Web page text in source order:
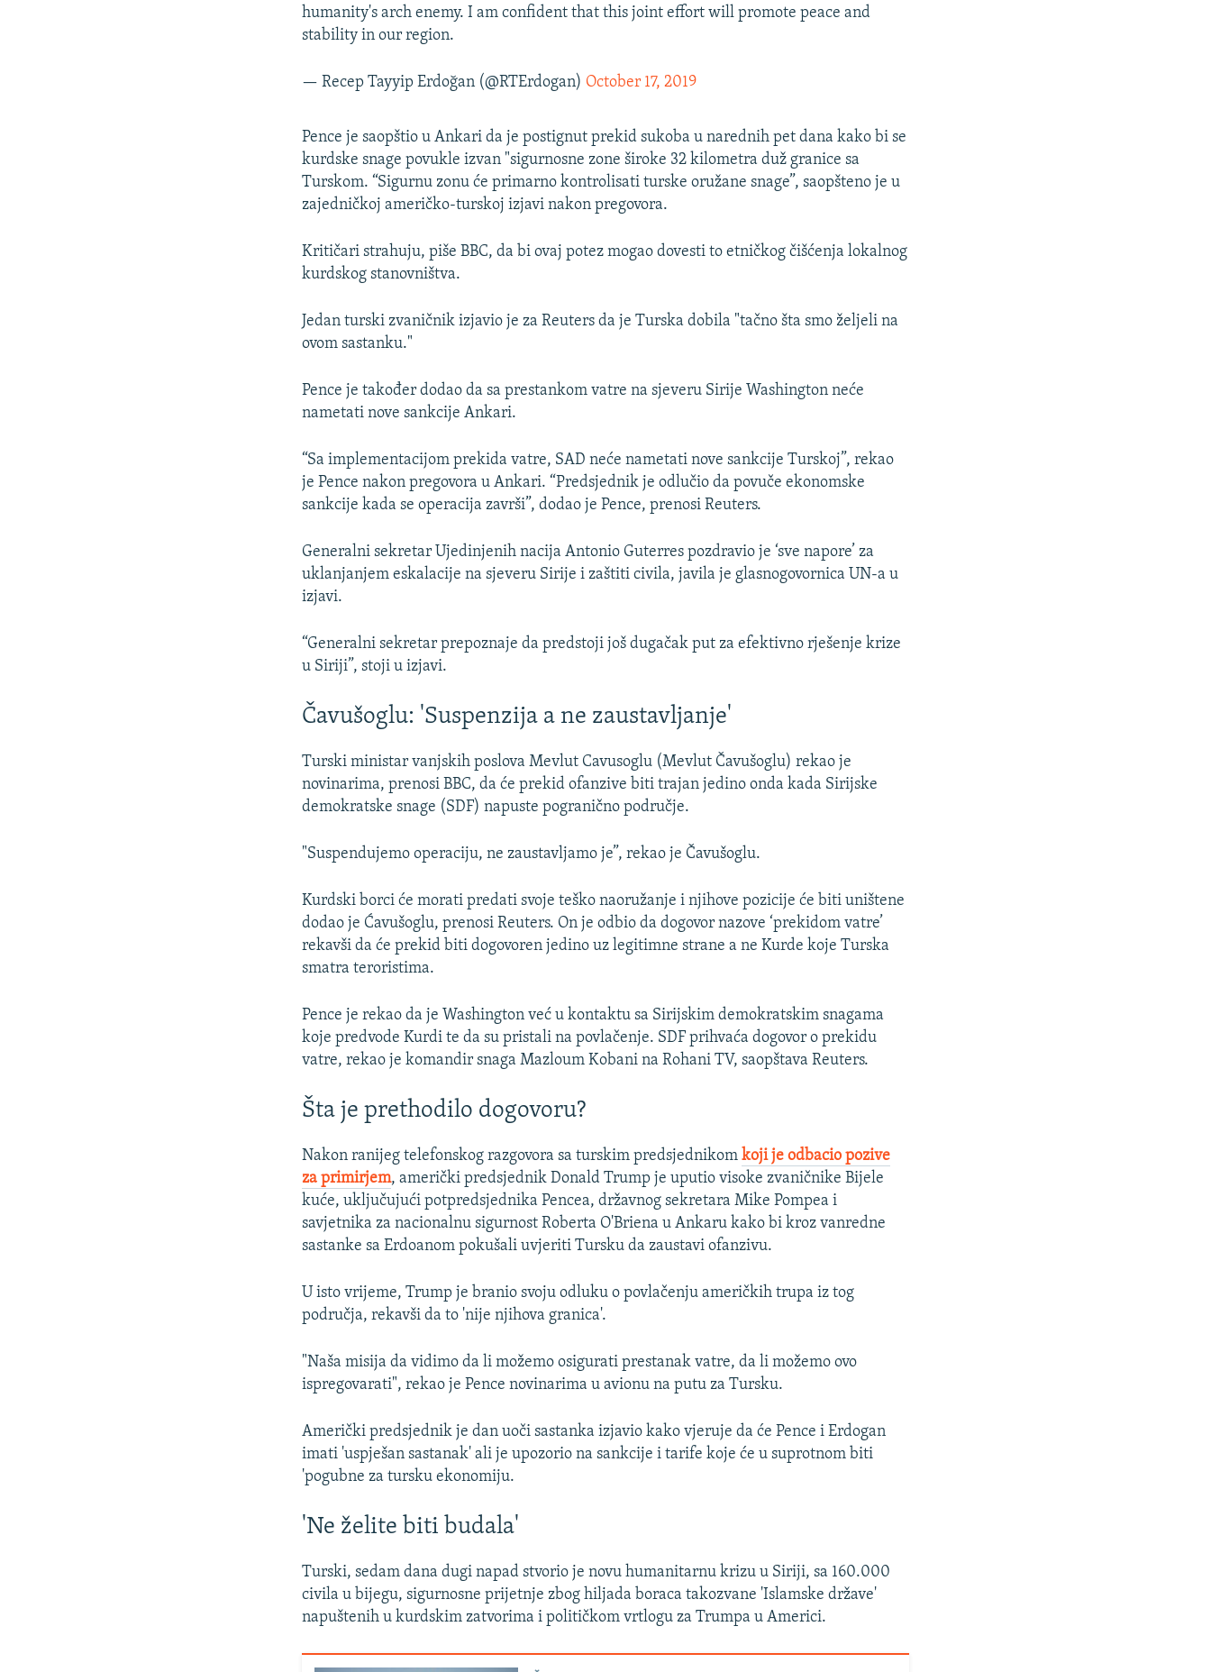
humanity's arch enemy. I am confident that this joint effort will promote peace and
stability in our region.
— Recep Tayyip Erdoğan (@RTErdogan) October 17, 2019
Pence je saopštio u Ankari da je postignut prekid sukoba u narednih pet dana kako bi se
kurdske snage povukle izvan "sigurnosne zone široke 32 kilometra duž granice sa
Turskom. “Sigurnu zonu će primarno kontrolisati turske oružane snage”, saopšteno je u
zajedničkoj američko-turskoj izjavi nakon pregovora.
Kritičari strahuju, piše BBC, da bi ovaj potez mogao dovesti to etničkog čišćenja lokalnog
kurdskog stanovništva.
Jedan turski zvaničnik izjavio je za Reuters da je Turska dobila "tačno šta smo željeli na
ovom sastanku."
Pence je također dodao da sa prestankom vatre na sjeveru Sirije Washington neće
nametati nove sankcije Ankari.
“Sa implementacijom prekida vatre, SAD neće nametati nove sankcije Turskoj”, rekao
je Pence nakon pregovora u Ankari. “Predsjednik je odlučio da povuče ekonomske
sankcije kada se operacija završi”, dodao je Pence, prenosi Reuters.
Generalni sekretar Ujedinjenih nacija Antonio Guterres pozdravio je ‘sve napore’ za
uklanjanjem eskalacije na sjeveru Sirije i zaštiti civila, javila je glasnogovornica UN-a u
izjavi.
“Generalni sekretar prepoznaje da predstoji još dugačak put za efektivno rješenje krize
u Siriji”, stoji u izjavi.
Čavušoglu: 'Suspenzija a ne zaustavljanje'
Turski ministar vanjskih poslova Mevlut Cavusoglu (Mevlut Čavušoglu) rekao je
novinarima, prenosi BBC, da će prekid ofanzive biti trajan jedino onda kada Sirijske
demokratske snage (SDF) napuste pogranično područje.
"Suspendujemo operaciju, ne zaustavljamo je”, rekao je Čavušoglu.
Kurdski borci će morati predati svoje teško naoružanje i njihove pozicije će biti uništene
dodao je Ćavušoglu, prenosi Reuters. On je odbio da dogovor nazove ‘prekidom vatre’
rekavši da će prekid biti dogovoren jedino uz legitimne strane a ne Kurde koje Turska
smatra teroristima.
Pence je rekao da je Washington već u kontaktu sa Sirijskim demokratskim snagama
koje predvode Kurdi te da su pristali na povlačenje. SDF prihvaća dogovor o prekidu
vatre, rekao je komandir snaga Mazloum Kobani na Rohani TV, saopštava Reuters.
Šta je prethodilo dogovoru?
Nakon ranijeg telefonskog razgovora sa turskim predsjednikomkoji je odbacio pozive
za primirjem, američki predsjednik Donald Trump je uputio visoke zvaničnike Bijele
kuće, uključujući potpredsjednika Pencea, državnog sekretara Mike Pompea i
savjetnika za nacionalnu sigurnost Roberta O'Briena u Ankaru kako bi kroz vanredne
sastanke sa Erdoanom pokušali uvjeriti Tursku da zaustavi ofanzivu.
U isto vrijeme, Trump je branio svoju odluku o povlačenju američkih trupa iz tog
područja, rekavši da to 'nije njihova granica'.
"Naša misija da vidimo da li možemo osigurati prestanak vatre, da li možemo ovo
ispregovarati", rekao je Pence novinarima u avionu na putu za Tursku.
Američki predsjednik je dan uoči sastanka izjavio kako vjeruje da će Pence i Erdogan
imati 'uspješan sastanak' ali je upozorio na sankcije i tarife koje će u suprotnom biti
'pogubne za tursku ekonomiju.
'Ne želite biti budala'
Turski, sedam dana dugi napad stvorio je novu humanitarnu krizu u Siriji, sa 160.000
civila u bijegu, sigurnosne prijetnje zbog hiljada boraca takozvane 'Islamske države'
napuštenih u kurdskim zatvorima i političkom vrtlogu za Trumpa u Americi.